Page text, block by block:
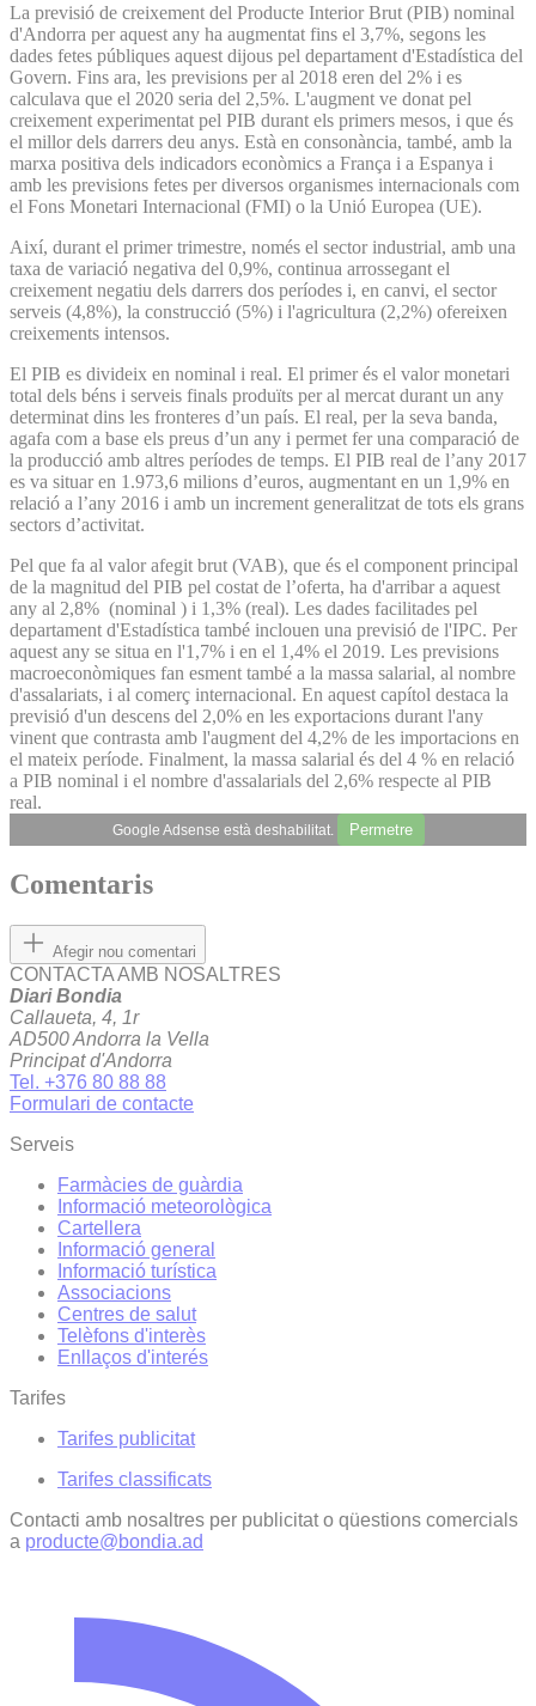
La previsió de creixement del Producte Interior Brut (PIB) nominal
d'Andorra per aquest any ha augmentat fins el 3,7%, segons les
dades fetes públiques aquest dijous pel departament d'Estadística del
Govern. Fins ara, les previsions per al 2018 eren del 2% i es
calculava que el 2020 seria del 2,5%. L'augment ve donat pel
creixement experimentat pel PIB durant els primers mesos, i que és
el millor dels darrers deu anys. Està en consonància, també, amb la
marxa positiva dels indicadors econòmics a França i a Espanya i
amb les previsions fetes per diversos organismes internacionals com
el Fons Monetari Internacional (FMI) o la Unió Europea (UE).
Així, durant el primer trimestre, només el sector industrial, amb una
taxa de variació negativa del 0,9%, continua arrossegant el
creixement negatiu dels darrers dos períodes i, en canvi, el sector
serveis (4,8%), la construcció (5%) i l'agricultura (2,2%) ofereixen
creixements intensos.
El PIB es divideix en nominal i real. El primer és el valor monetari
total dels béns i serveis finals produïts per al mercat durant un any
determinat dins les fronteres d’un país. El real, per la seva banda,
agafa com a base els preus d’un any i permet fer una comparació de
la producció amb altres períodes de temps. El PIB real de l’any 2017
es va situar en 1.973,6 milions d’euros, augmentant en un 1,9% en
relació a l’any 2016 i amb un increment generalitzat de tots els grans
sectors d’activitat.
Pel que fa al valor afegit brut (VAB), que és el component principal
de la magnitud del PIB pel costat de l’oferta, ha d'arribar a aquest
any al 2,8% (nominal ) i 1,3% (real). Les dades facilitades pel
departament d'Estadística també inclouen una previsió de l'IPC. Per
aquest any se situa en l'1,7% i en el 1,4% el 2019. Les previsions
macroeconòmiques fan esment també a la massa salarial, al nombre
d'assalariats, i al comerç internacional. En aquest capítol destaca la
previsió d'un descens del 2,0% en les exportacions durant l'any
vinent que contrasta amb l'augment del 4,2% de les importacions en
el mateix període. Finalment, la massa salarial és del 4 % en relació
a PIB nominal i el nombre d'assalarials del 2,6% respecte al PIB
real.
Google Adsense està deshabilitat. Permetre
Comentaris
Afegir nou comentari
CONTACTA AMB NOSALTRES
Diari Bondia
Callaueta, 4, 1r
AD500 Andorra la Vella
Principat d'Andorra
Tel. +376 80 88 88
Formulari de contacte
Serveis
Farmàcies de guàrdia
Informació meteorològica
Cartellera
Informació general
Informació turística
Associacions
Centres de salut
Telèfons d'interès
Enllaços d'interés
Tarifes
Tarifes publicitat
Tarifes classificats
Contacti amb nosaltres per publicitat o qüestions comercials
a producte@bondia.ad